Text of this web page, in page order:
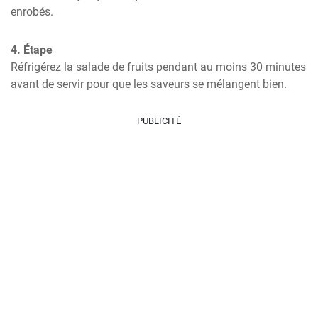
enrobés.
4. Étape
Réfrigérez la salade de fruits pendant au moins 30 minutes
avant de servir pour que les saveurs se mélangent bien.
PUBLICITÉ